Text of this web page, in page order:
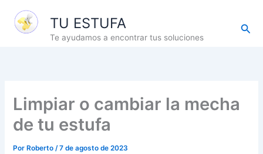
contenido
TU ESTUFA
Te ayudamos a encontrar tus soluciones
Limpiar o cambiar la mecha
de tu estufa
Por Roberto/7 de agosto de 2023